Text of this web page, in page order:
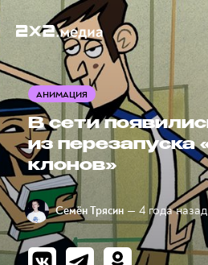
АНИМАЦИЯ
В сети
из
клонов»
Семён Трясин — 4 года назад